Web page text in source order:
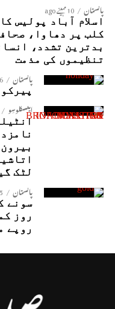
پاکستان 10 مہینے ago
اسلام آباد پولیس
کلب پر دھاوا،
بدترین تشدد،
تنظیموں کی مذمت
پاکستان 6 مہینے ago
ایکسکلوسِو
لٹک
پاکستان 5 مہینے ago
سونے
روپے